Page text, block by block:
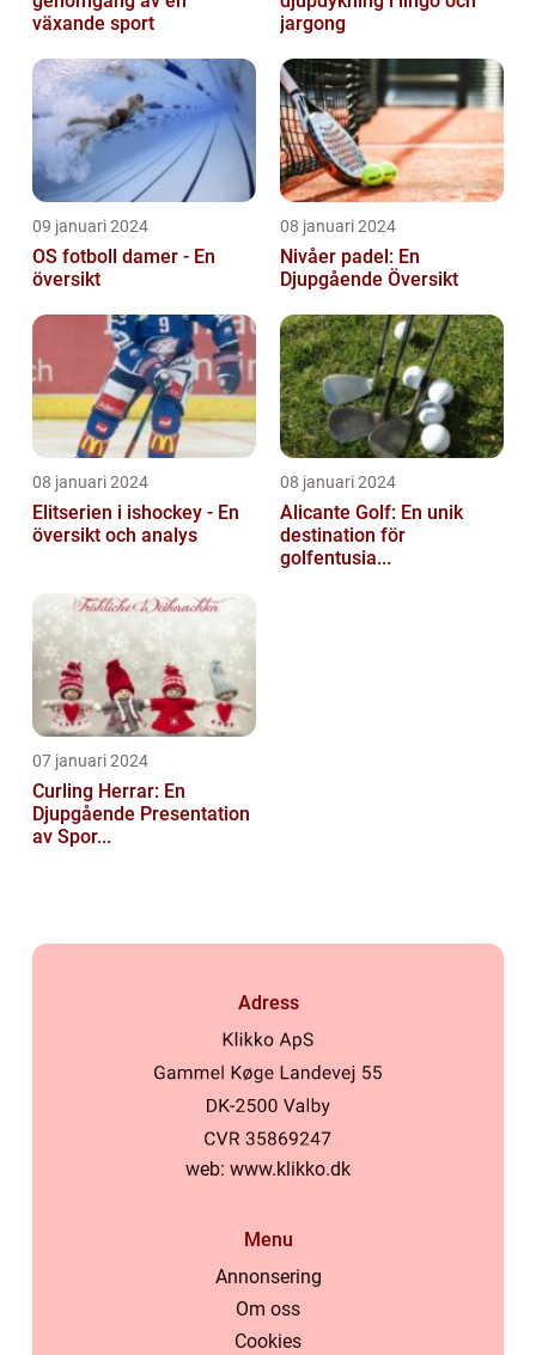
växande sport
jargong
09 januari 2024
OS fotboll damer - En
översikt
08 januari 2024
Nivåer padel: En
Djupgående Översikt
08 januari 2024
Elitserien i ishockey - En
översikt och analys
08 januari 2024
Alicante Golf: En unik
destination för
golfentusia...
07 januari 2024
Curling Herrar: En
Djupgående Presentation
av Spor...
Adress
web: www.klikko.dk
Menu
Annonsering
Om oss
Cookies